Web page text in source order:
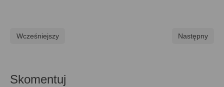
Wcześniejszy Następny
Skomentuj